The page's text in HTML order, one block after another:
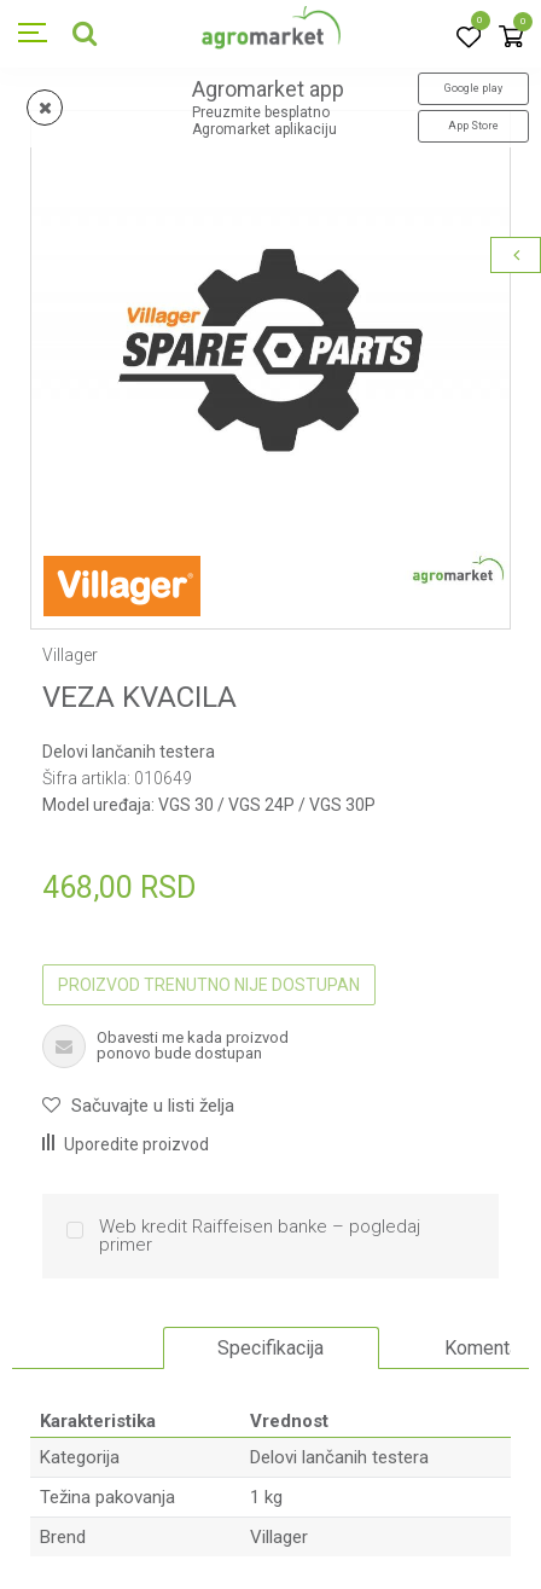
0 0
Agromarket app
Preuzmite besplatno
Agromarket aplikaciju
Google play
App Store
Villager
VEZA KVACILA
Delovi lančanih testera
Šifra artikla: 010649
Model uređaja: VGS 30 / VGS 24P / VGS 30P
468,00 RSD
PROIZVOD TRENUTNO NIJE DOSTUPAN
Obavesti me kada proizvod
ponovo bude dostupan
Sačuvajte u listi želja
Uporedite proizvod
Web kredit Raiffeisen banke – pogledaj
primer
Specifikacija Komentari
Karakteristika
Vrednost
Kategorija
Delovi lančanih testera
Težina pakovanja
1 kg
Brend
Villager